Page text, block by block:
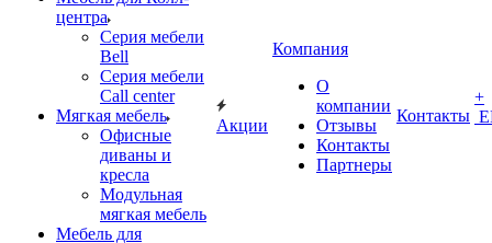
центра
Серия мебели
Bell
Серия мебели
Call center
Мягкая мебель
Офисные
диваны и
кресла
Модульная
мягкая мебель
Мебель для
Акции
Компания
О
компании
Отзывы
Контакты
Партнеры
Контакты
+